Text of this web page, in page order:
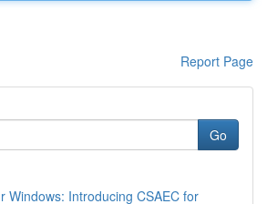
Report Page
Go
Windows: Introducing CSAEC for